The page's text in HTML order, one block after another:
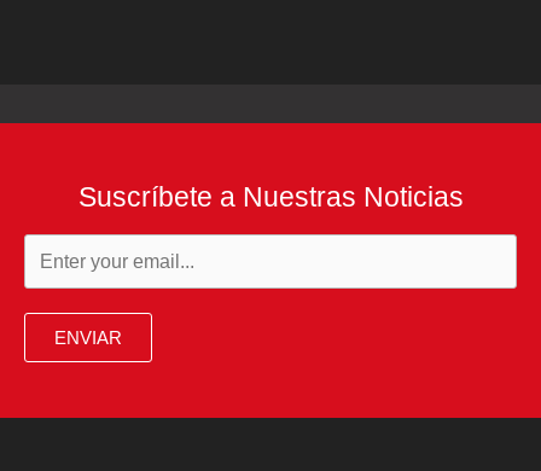
Suscríbete a Nuestras Noticias
ENVIAR